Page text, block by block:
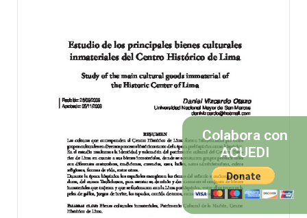
Colabora con
ACUEDI